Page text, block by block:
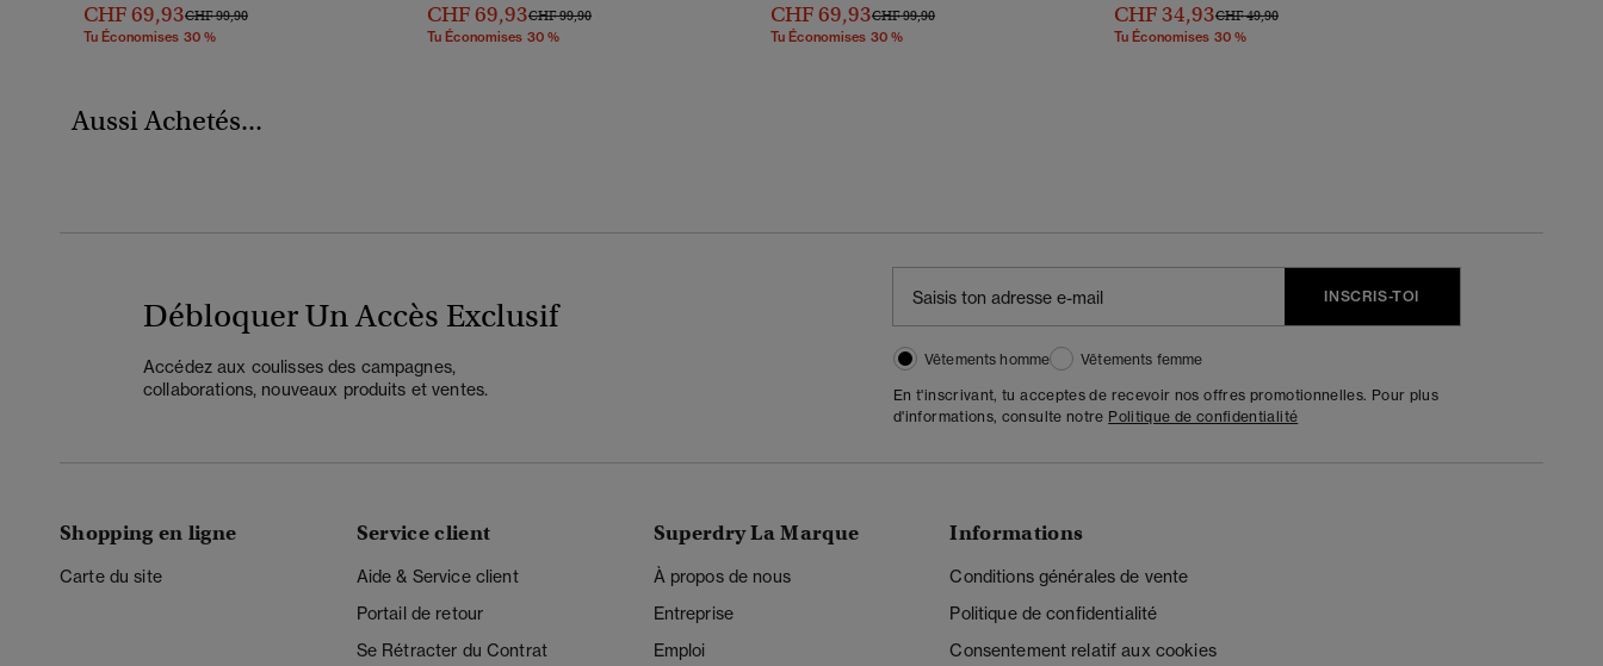
CHF 69,93Prix Réduit De
CHF 99,90À
Tu Économises 30 %
CHF 69,93Prix Réduit De
CHF 99,90À
Tu Économises 30 %
CHF 69,93Prix Réduit De
CHF 99,90À
Tu Économises 30 %
CHF 34,93Prix Réduit De
CHF 49,90À
Tu Économises 30 %
Aussi Achetés...
Débloquer Un Accès Exclusif
Accédez aux coulisses des campagnes,
collaborations, nouveaux produits et ventes.
INSCRIS-TOI
Vêtements homme
Vêtements femme
En t'inscrivant, tu acceptes de recevoir nos offres promotionnelles. Pour plus
d'informations, consulte notre Politique de confidentialité
Shopping en ligne
Carte du site
Service client
Aide & Service client
Portail de retour
Se Rétracter du Contrat
Superdry La Marque
À propos de nous
Entreprise
Emploi
Informations
Conditions générales de vente
Politique de confidentialité
Consentement relatif aux cookies